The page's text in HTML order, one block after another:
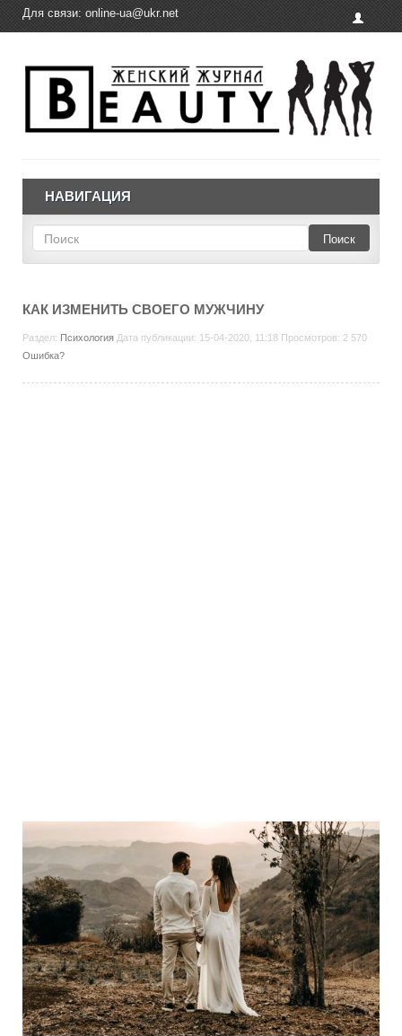
Для связи: online-ua@ukr.net
НАВИГАЦИЯ
Поиск
КАК ИЗМЕНИТЬ СВОЕГО МУЖЧИНУ
Раздел: Психология Дата публикации: 15-04-2020, 11:18 Просмотров: 2 570
Ошибка?